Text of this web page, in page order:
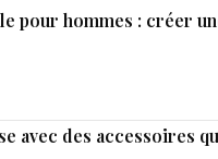
pour hommes : créer
avec des accessoires